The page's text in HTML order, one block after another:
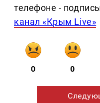
телефоне -
канал «Крым Live»
0 0